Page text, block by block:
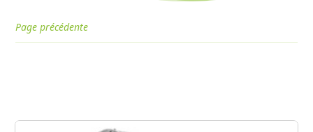
Page précédente